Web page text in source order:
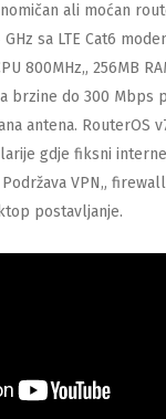
ali moćan
GHz sa LTE Cat6
800MHz„ 256MB
brzine do 300 Mbps
antena. RouterOS
gdje fiksni
VPN„
postavljanje.